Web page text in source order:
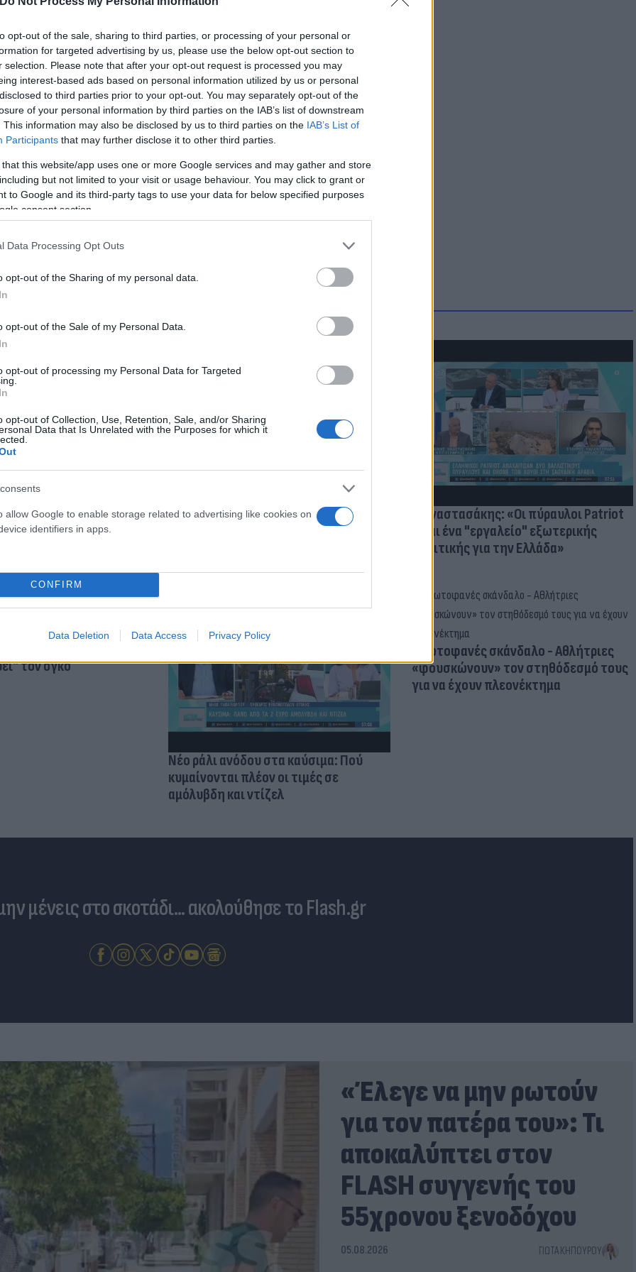
opt-out of the sale, sharing to third parties, or processing of your personal or
for targeted advertising by us, please use the below opt-out section to
selection. Please note that after your opt-out request is processed you may
interest-based ads based on personal information utilized by us or personal
to third parties prior to your opt-out. You may separately opt-out of the
of your personal information by third parties on the IAB’s list of downstream
This information may also be disclosed by us to third parties on the IAB’s List of
Participants that may further disclose it to other third parties.
that this website/app uses one or more Google services and may gather and store
but not limited to your visit or usage behaviour. You may click to grant or
to Google and its third-party tags to use your data for below specified purposes
consent section.
Data Processing Opt Outs
opt-out of the Sharing of my personal data.
opt-out of the Sale of my Personal Data.
opt-out of processing my Personal Data for Targeted
opt-out of Collection, Use, Retention, Sale, and/or Sharing
Data that Is Unrelated with the Purposes for which it
allow Google to enable storage related to advertising like cookies on
identifiers in apps.
CONFIRM
Data Deletion Data Access Privacy Policy
για Κωνσταντέλια
ελεύθερος χρόνος είναι απαραίτητος
για την ψυχική υγεία των παιδιών
Γ. Αναστασάκης: «Οι πύραυλοι Patriot
είναι ένα "εργαλείο" εξωτερικής
πολιτικής για την Ελλάδα»
για τον καρκίνο των
τον όγκο
Νέο ράλι ανόδου στα καύσιμα: Πού
κυμαίνονται πλέον οι τιμές σε
αμόλυβδη και ντίζελ
Πρωτοφανές σκάνδαλο - Aθλήτριες
«φουσκώνουν» τον στηθόδεσμό τους
για να έχουν πλεονέκτημα
μένεις στο σκοτάδι... ακολούθησε το Flash.gr
«Έλεγε να μην ρωτούν
για τον πατέρα του»: Τι
αποκαλύπτει στον
FLASH συγγενής του
55χρονου ξενοδόχου
05.08.2026 ΓΙΏΤΑ ΚΗΠΟΥΡΟΎ